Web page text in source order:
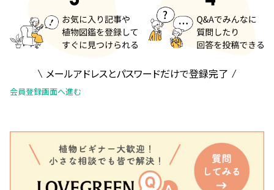
メールアドレスとパスワードだけで登録完了
会員登録画面へ進む